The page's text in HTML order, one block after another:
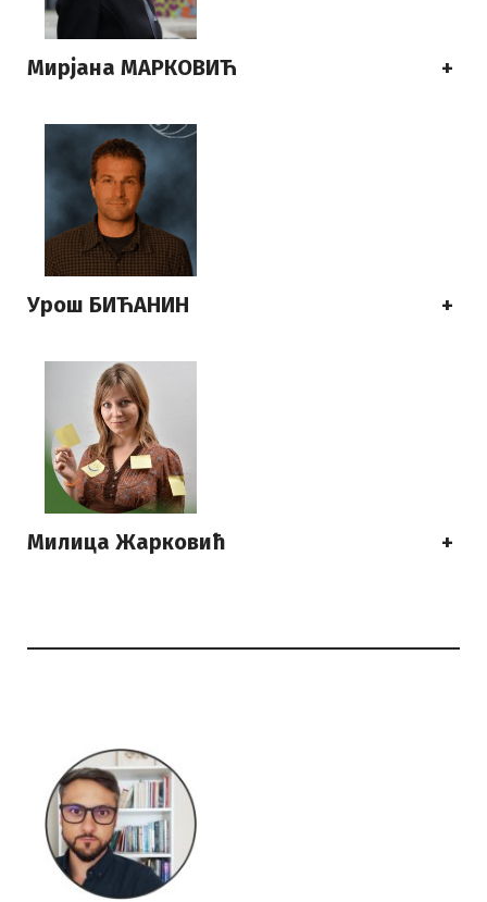
Мирјана МАРКОВИЋ +
Урош БИЋАНИН +
Милица Жарковић +